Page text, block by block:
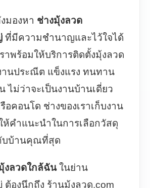
มองหา ช่างมุ้งลวด
ที่มีความชำนาญและไว้ใจได้
าพร้อมให้บริการติดตั้งมุ้งลวด
นประณีต แข็งแรง ทนทาน
ไม่ว่าจะเป็นงานบ้านเดี่ยว
คอนโด ช่างของเราเก็บงาน
ห้คำแนะนำในการเลือกวัสดุ
บบ้านคุณที่สุด
งลวดใกล้ฉันในย่าน
ต้องนึกถึง ร้านมุ้งลวด.com